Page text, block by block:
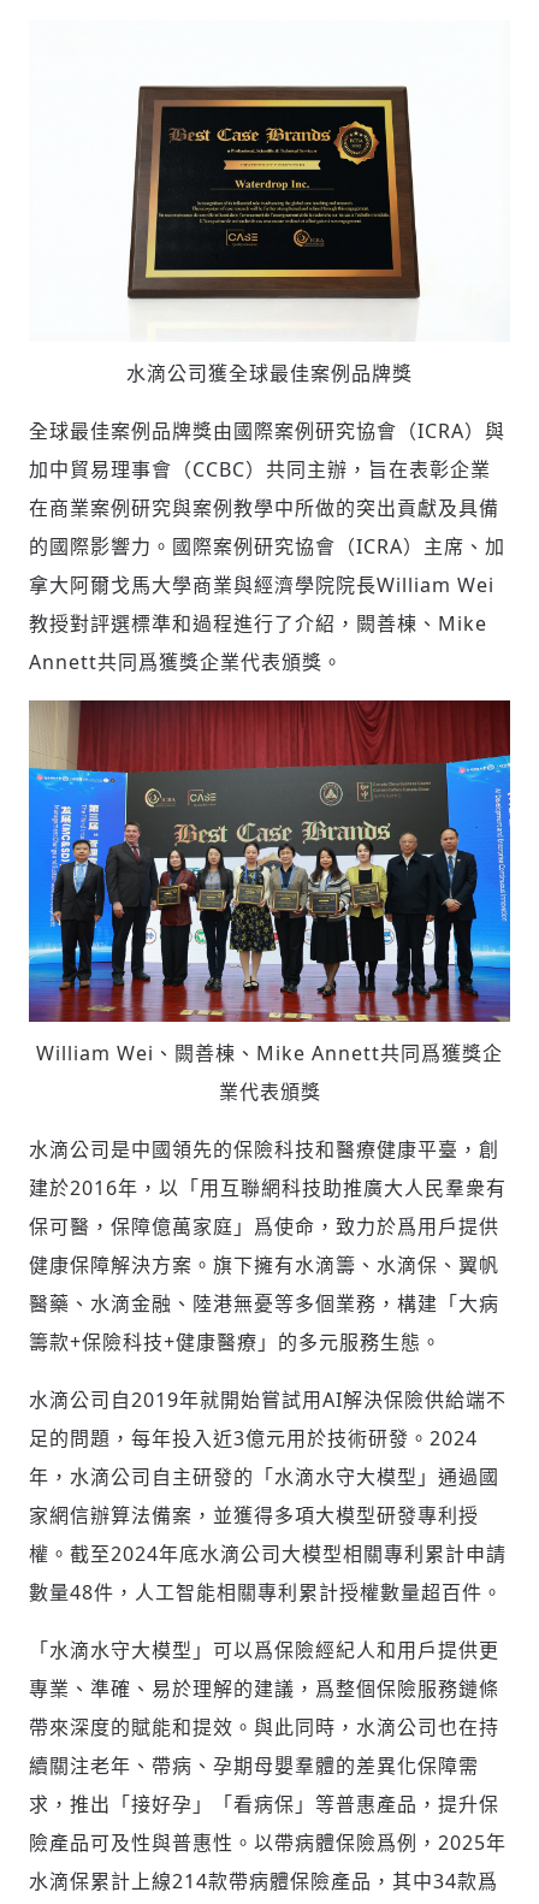
登入或註冊
歡迎您加入《旭時報》
參與下一波全球科技革命
輸入 Email 驗證碼
(十分鐘內有效)
驗證
水滴公司獲全球最佳案例品牌獎
全球最佳案例品牌獎由國際案例研究協會（ICRA）與
加中貿易理事會（CCBC）共同主辦，旨在表彰企業
在商業案例研究與案例教學中所做的突出貢獻及具備
的國際影響力。國際案例研究協會（ICRA）主席、加
拿大阿爾戈馬大學商業與經濟學院院長William Wei
教授對評選標準和過程進行了介紹，闕善棟、Mike
Annett共同爲獲獎企業代表頒獎。
William Wei、闕善棟、Mike Annett共同爲獲獎企
業代表頒獎
水滴公司是中國領先的保險科技和醫療健康平臺，創
建於2016年，以「用互聯網科技助推廣大人民羣衆有
保可醫，保障億萬家庭」爲使命，致力於爲用戶提供
健康保障解決方案。旗下擁有水滴籌、水滴保、翼帆
醫藥、水滴金融、陸港無憂等多個業務，構建「大病
籌款+保險科技+健康醫療」的多元服務生態。
水滴公司自2019年就開始嘗試用AI解決保險供給端不
足的問題，每年投入近3億元用於技術研發。2024
年，水滴公司自主研發的「水滴水守大模型」通過國
家網信辦算法備案，並獲得多項大模型研發專利授
權。截至2024年底水滴公司大模型相關專利累計申請
數量48件，人工智能相關專利累計授權數量超百件。
「水滴水守大模型」可以爲保險經紀人和用戶提供更
專業、準確、易於理解的建議，爲整個保險服務鏈條
帶來深度的賦能和提效。與此同時，水滴公司也在持
續關注老年、帶病、孕期母嬰羣體的差異化保障需
求，推出「接好孕」「看病保」等普惠產品，提升保
險產品可及性與普惠性。以帶病體保險爲例，2025年
水滴保累計上線214款帶病體保險產品，其中34款爲